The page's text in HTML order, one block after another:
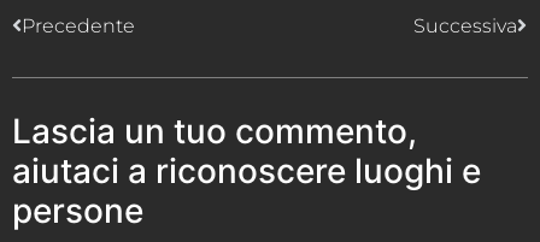
Precedente Successiva
Lascia un tuo commento,
aiutaci a riconoscere luoghi e
persone